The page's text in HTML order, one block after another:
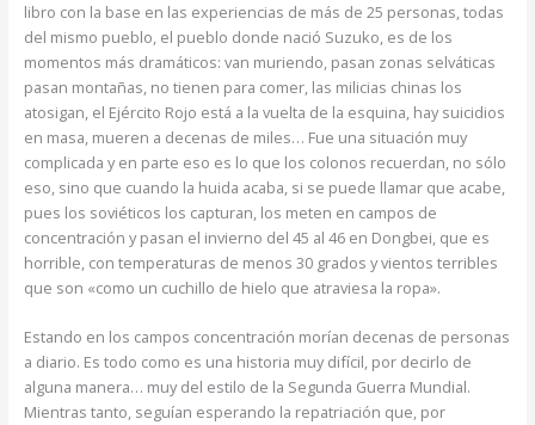
libro con la base en las experiencias de más de 25 personas, todas
del mismo pueblo, el pueblo donde nació Suzuko, es de los
momentos más dramáticos: van muriendo, pasan zonas selváticas
pasan montañas, no tienen para comer, las milicias chinas los
atosigan, el Ejército Rojo está a la vuelta de la esquina, hay suicidios
en masa, mueren a decenas de miles… Fue una situación muy
complicada y en parte eso es lo que los colonos recuerdan, no sólo
eso, sino que cuando la huida acaba, si se puede llamar que acabe,
pues los soviéticos los capturan, los meten en campos de
concentración y pasan el invierno del 45 al 46 en Dongbei, que es
horrible, con temperaturas de menos 30 grados y vientos terribles
que son «como un cuchillo de hielo que atraviesa la ropa».
Estando en los campos concentración morían decenas de personas
a diario. Es todo como es una historia muy difícil, por decirlo de
alguna manera… muy del estilo de la Segunda Guerra Mundial.
Mientras tanto, seguían esperando la repatriación que, por